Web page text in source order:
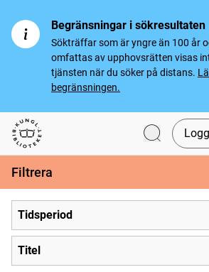
Begränsningar i sökresultaten
Sökträffar som är yngre än 100 år
omfattas av upphovsrätten visas
tjänsten när du söker på distans.
begränsningen.
Svenska tidningar
Filtrera
Tidsperiod
Titel